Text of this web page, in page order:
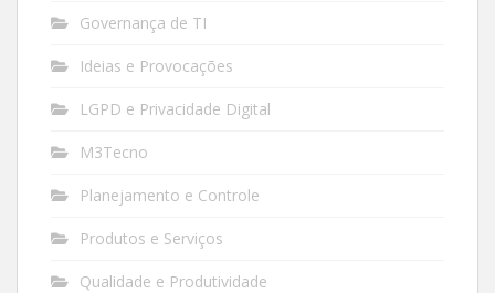
Governança de TI
Ideias e Provocações
LGPD e Privacidade Digital
M3Tecno
Planejamento e Controle
Produtos e Serviços
Qualidade e Produtividade